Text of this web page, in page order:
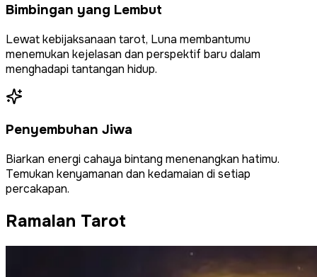
Bimbingan yang Lembut
Lewat kebijaksanaan tarot, Luna membantumu
menemukan kejelasan dan perspektif baru dalam
menghadapi tantangan hidup.
Penyembuhan Jiwa
Biarkan energi cahaya bintang menenangkan hatimu.
Temukan kenyamanan dan kedamaian di setiap
percakapan.
Ramalan Tarot